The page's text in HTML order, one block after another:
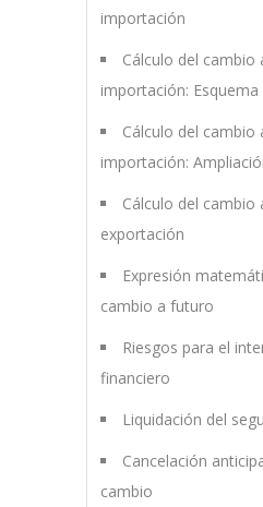
importación
Cálculo del cambio
importación:
Cálculo del cambio
importación:
Cálculo del cambio
exportación
Expresión
cambio a futuro
Riesgos para el
financiero
Liquidación del
Cancelación
cambio